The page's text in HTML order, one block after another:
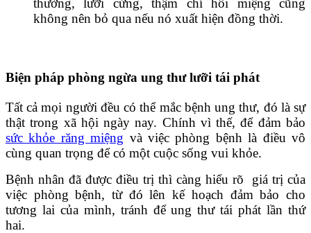
thường, lưỡi cứng, thậm chí hôi miệng cũng
không nên bỏ qua nếu nó xuất hiện đồng thời.
Biện pháp phòng ngừa ung thư lưỡi tái phát
Tất cả mọi người đều có thể mắc bệnh ung thư, đó là sự
thật trong xã hội ngày nay. Chính vì thế, để đảm bảo
sức khỏe răng miệng và việc phòng bệnh là điều vô
cùng quan trọng để có một cuộc sống vui khỏe.
Bệnh nhân đã được điều trị thì càng hiểu rõ giá trị của
việc phòng bệnh, từ đó lên kế hoạch đảm bảo cho
tương lai của mình, tránh để ung thư tái phát lần thứ
hai.